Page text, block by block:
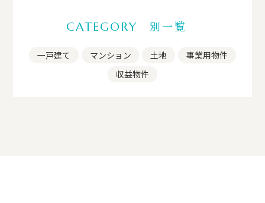
CATEGORY 別一覧
一戸建て マンション 土地
事業用物件
収益物件